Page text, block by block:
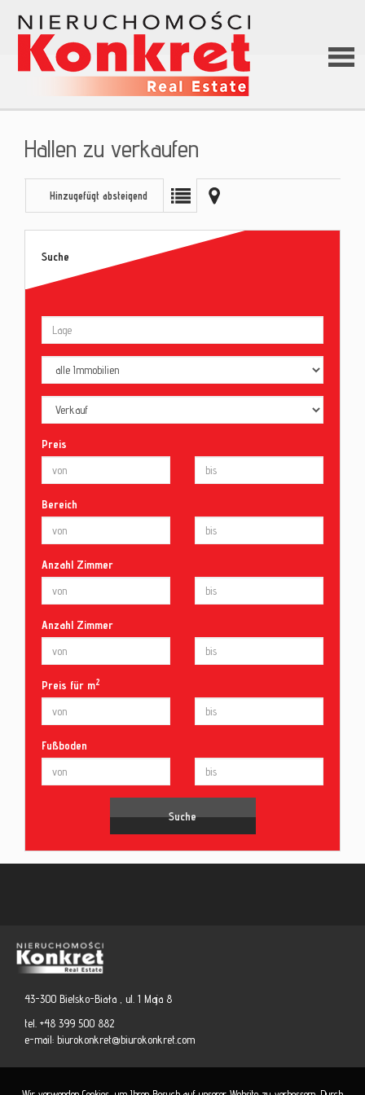
Home
uns
Hallen zu verkaufen
Hinzugefügt absteigend
Suche
Preis
Bereich
Anzahl Zimmer
Anzahl Zimmer
Preis für m2
Fußboden
43-300 Bielsko-Biała , ul. 1 Maja 8
tel. +48 399 500 882
e-mail: biurokonkret@biurokonkret.com